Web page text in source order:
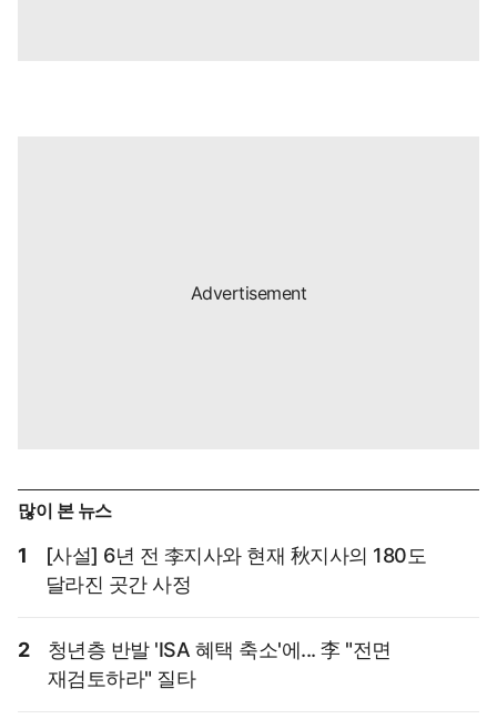
많이 본 뉴스
1
[사설] 6년 전 李지사와 현재 秋지사의 180도
달라진 곳간 사정
2
청년층 반발 'ISA 혜택 축소'에... 李 "전면
재검토하라" 질타